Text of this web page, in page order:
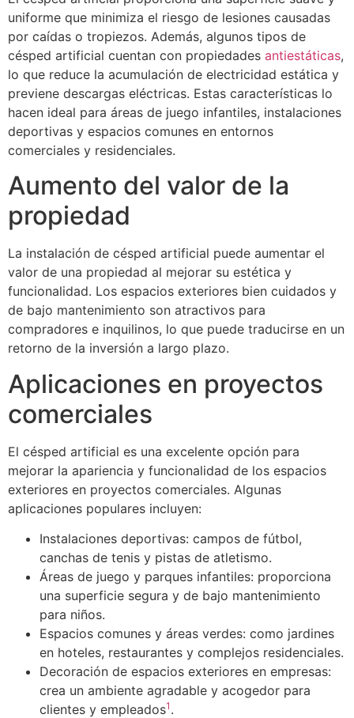
uniforme que minimiza el riesgo de lesiones causadas
por caídas o tropiezos. Además, algunos tipos de
césped artificial cuentan con propiedades antiestáticas,
lo que reduce la acumulación de electricidad estática y
previene descargas eléctricas. Estas características lo
hacen ideal para áreas de juego infantiles, instalaciones
deportivas y espacios comunes en entornos
comerciales y residenciales.
Aumento del valor de la
propiedad
La instalación de césped artificial puede aumentar el
valor de una propiedad al mejorar su estética y
funcionalidad. Los espacios exteriores bien cuidados y
de bajo mantenimiento son atractivos para
compradores e inquilinos, lo que puede traducirse en un
retorno de la inversión a largo plazo.
Aplicaciones en proyectos
comerciales
El césped artificial es una excelente opción para
mejorar la apariencia y funcionalidad de los espacios
exteriores en proyectos comerciales. Algunas
aplicaciones populares incluyen:
Instalaciones deportivas: campos de fútbol,
canchas de tenis y pistas de atletismo.
Áreas de juego y parques infantiles: proporciona
una superficie segura y de bajo mantenimiento
para niños.
Espacios comunes y áreas verdes: como jardines
en hoteles, restaurantes y complejos residenciales.
Decoración de espacios exteriores en empresas:
crea un ambiente agradable y acogedor para
clientes y empleados1 .